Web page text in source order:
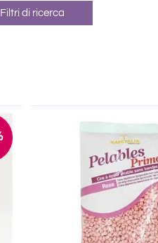
Filtri di ricerca